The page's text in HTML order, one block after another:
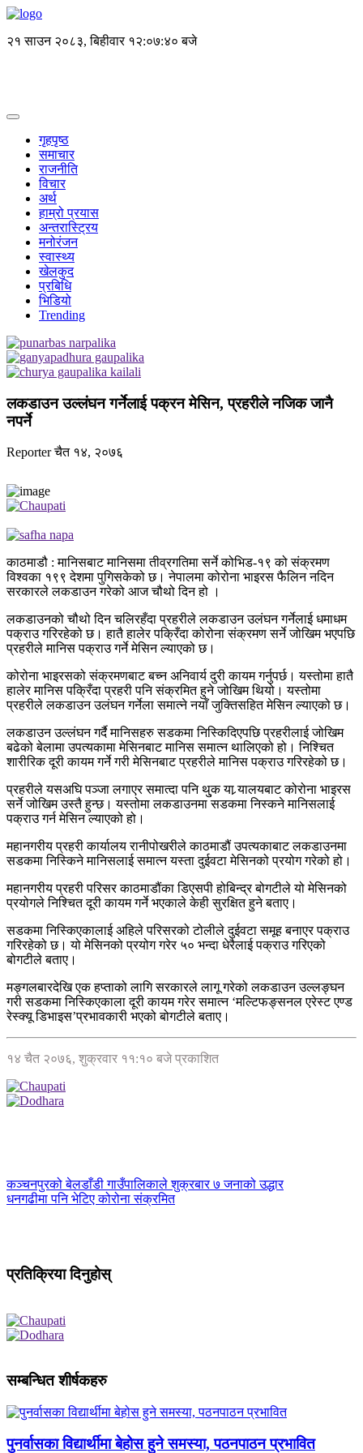
२१ साउन २०८३, बिहीवार १२:०७:४० बजे
गृहपृष्ठ
समाचार
राजनीति
विचार
अर्थ
हाम्रो प्रयास
अन्तरास्ट्रिय
मनोरंजन
स्वास्थ्य
खेलकुद
प्रबिधि
भिडियो
Trending
लकडाउन उल्‍लंघन गर्नेलाई पक्रन मेसिन, प्रहरीले नजिक जानै
नपर्ने
Reporterचैत १४, २०७६
काठमाडौ : मानिसबाट मानिसमा तीव्रगतिमा सर्ने कोभिड-१९ को संक्रमण
विश्‍वका १९९ देशमा पुगिसकेको छ। नेपालमा कोरोना भाइरस फैलिन नदिन
सरकारले लकडाउन गरेको आज चौथो दिन हो ।
लकडाउनको चौथो दिन चलिरहँदा प्रहरीले लकडाउन उलंघन गर्नेलाई धमाधम
पक्राउ गरिरहेको छ। हातै हालेर पक्रिँदा कोरोना संक्रमण सर्ने जोखिम भएपछि
प्रहरीले मानिस पक्राउ गर्ने मेसिन ल्याएको छ।
कोरोना भाइरसको संक्रमणबाट बच्न अनिवार्य दुरी कायम गर्नुपर्छ। यस्तोमा हातै
हालेर मानिस पक्रिँदा प्रहरी पनि संक्रमित हुने जोखिम थियो। यस्तोमा
प्रहरीले लकडाउन उलंघन गर्नेला समात्ने नयाँ जुक्तिसहित मेसिन ल्याएको छ।
लकडाउन उल्लंघन गर्दै मानिसहरु सडकमा निस्किदिएपछि प्रहरीलाई जोखिम
बढेको बेलामा उपत्यकामा मेसिनबाट मानिस समात्न थालिएको हो। निश्चित
शारीरिक दूरी कायम गर्ने गरी मेसिनबाट प्रहरीले मानिस पक्राउ गरिरहेको छ।
प्रहरीले यसअघि पञ्जा लगाएर समात्दा पनि थु्क या र्‍यालयबाट कोरोना भाइरस
सर्ने जोखिम उस्तै हुन्छ। यस्तोमा लकडाउनमा सडकमा निस्कने मानिसलाई
पक्राउ गर्न मेसिन ल्याएको हो।
महानगरीय प्रहरी कार्यालय रानीपोखरीले काठमाडौं उपत्यकाबाट लकडाउनमा
सडकमा निस्किने मानिसलाई समात्न यस्ता दुईवटा मेसिनको प्रयोग गरेको हो।
महानगरीय प्रहरी परिसर काठमाडौंका डिएसपी होबिन्द्र बोगटीले यो मेसिनको
प्रयोगले निश्चित दूरी कायम गर्ने भएकाले केही सुरक्षित हुने बताए।
सडकमा निस्किएकालाई अहिले परिसरको टोलीले दुईवटा समूह बनाएर पक्राउ
गरिरहेको छ। यो मेसिनको प्रयोग गरेर ५० भन्दा धेरैलाई पक्राउ गरिएको
बोगटीले बताए।
मङ्गलबारदेखि एक हप्ताको लागि सरकारले लागू गरेको लकडाउन उल्लङ्घन
गरी सडकमा निस्किएकाला दूरी कायम गरेर समात्न ‘मल्टिफङ्सनल एरेस्ट एण्ड
रेस्क्यू डिभाइस’प्रभावकारी भएको बोगटीले बताए।
१४ चैत २०७६, शुक्रवार ११:१० बजे प्रकाशित
कञ्चनपुरको बेलडाँडी गाउँपालिकाले शुक्रबार ७ जनाको उद्धार
धनगढीमा पनि भेटिए कोरोना संक्रमित
प्रतिक्रिया दिनुहोस्
सम्बन्धित शीर्षकहरु
पुनर्वासका विद्यार्थीमा बेहोस हुने समस्या, पठनपाठन प्रभावित